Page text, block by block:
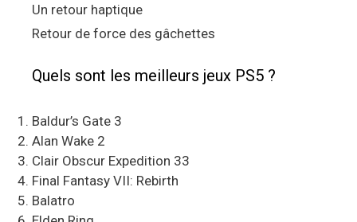
Un retour haptique
Retour de force des gâchettes
Quels sont les meilleurs jeux PS5 ?
Baldur’s Gate 3
Alan Wake 2
Clair Obscur Expedition 33
Final Fantasy VII: Rebirth
Balatro